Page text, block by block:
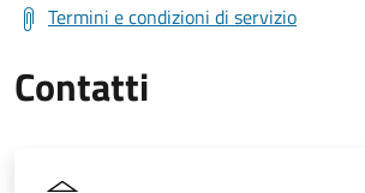
Termini e condizioni di servizio
Contatti